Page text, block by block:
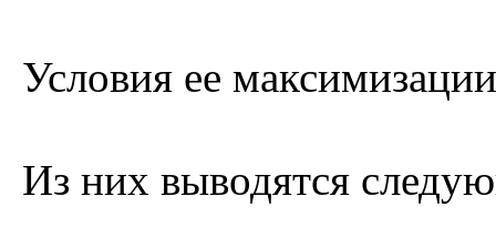
Условия ее максимизации
Из них выводятся